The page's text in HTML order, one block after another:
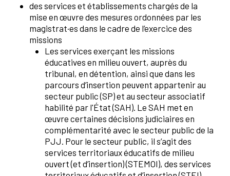
des services et établissements chargés de la
mise en œuvre des mesures ordonnées par les
magistrat·es dans le cadre de l’exercice des
missions
Les services exerçant les missions
éducatives en milieu ouvert, auprès du
tribunal, en détention, ainsi que dans les
parcours d’insertion peuvent appartenir au
secteur public (SP) et au secteur associatif
habilité par l'État (SAH). Le SAH met en
œuvre certaines décisions judiciaires en
complémentarité avec le secteur public de la
PJJ. Pour le secteur public, il s’agit des
services territoriaux éducatifs de milieu
ouvert (et d’insertion) (STEMOI), des services